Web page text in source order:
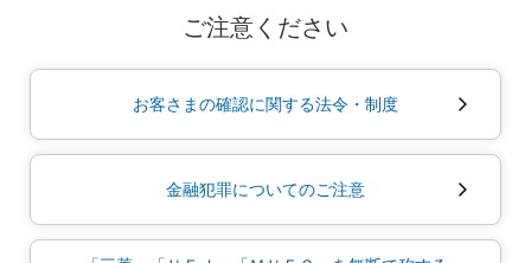
ご注意ください
お客さまの確認に関する法令・制度
金融犯罪についてのご注意